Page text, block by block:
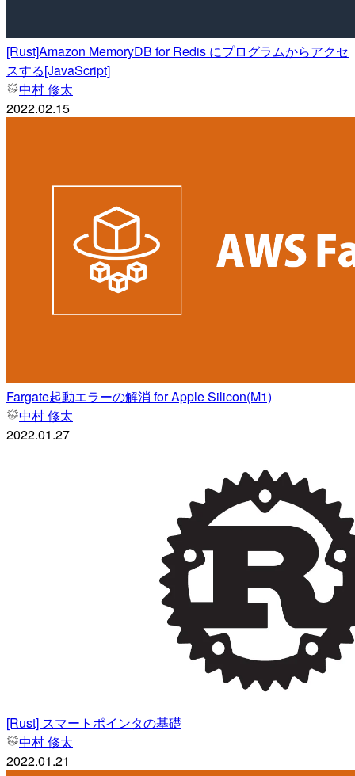
[Rust]Amazon MemoryDB for Redis にプログラムからアクセ
スする[JavaScript]
中村 修太
2022.02.15
Fargate起動エラーの解消 for Apple Silicon(M1)
中村 修太
2022.01.27
[Rust] スマートポインタの基礎
中村 修太
2022.01.21